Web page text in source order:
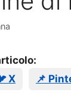
X 📌